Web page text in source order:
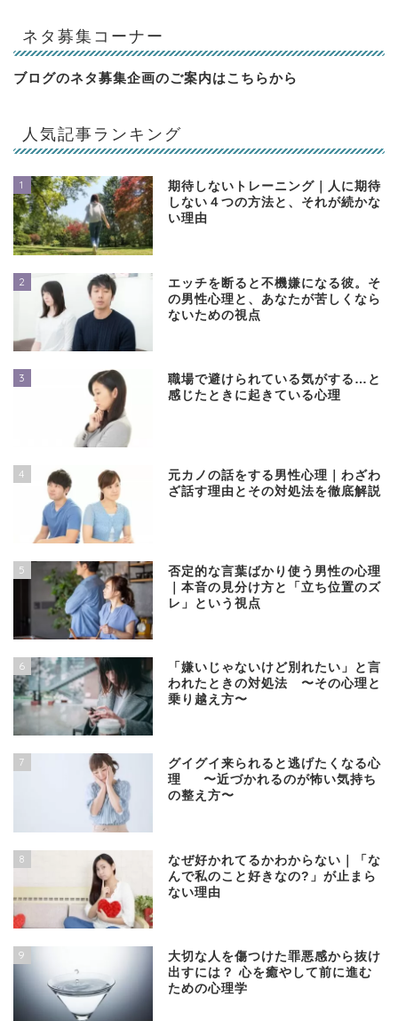
ネタ募集コーナー
ブログのネタ募集企画のご案内はこちらから
人気記事ランキング
1
期待しないトレーニング｜人に期待
しない４つの方法と、それが続かな
い理由
2
エッチを断ると不機嫌になる彼。そ
の男性心理と、あなたが苦しくなら
ないための視点
3
職場で避けられている気がする…と
感じたときに起きている心理
4
元カノの話をする男性心理｜わざわ
ざ話す理由とその対処法を徹底解説
5
否定的な言葉ばかり使う男性の心理
｜本音の見分け方と「立ち位置のズ
レ」という視点
6
「嫌いじゃないけど別れたい」と言
われたときの対処法 〜その心理と
乗り越え方〜
7
グイグイ来られると逃げたくなる心
理 〜近づかれるのが怖い気持ち
の整え方〜
8
なぜ好かれてるかわからない｜「な
んで私のこと好きなの?」が止まら
ない理由
9
大切な人を傷つけた罪悪感から抜け
出すには？ 心を癒やして前に進む
ための心理学